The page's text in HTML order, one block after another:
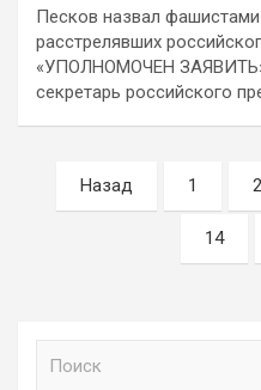
Песков назвал
расстрелявших
«УПОЛНОМОЧЕН
секретарь российского
Пагинация
записей
Назад 1 2
14